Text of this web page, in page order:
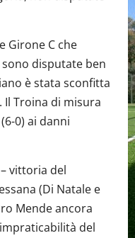
Girone C che
disputate ben
è stata sconfitta
Il Troina di misura
0) ai danni
vittoria del
(Di Natale e
Mende ancora
del